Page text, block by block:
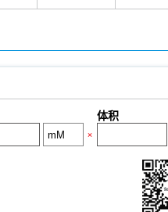
体积
×